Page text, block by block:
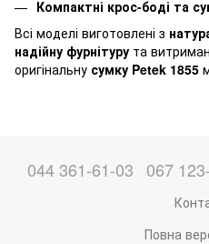
Компактні крос-боді та
Всі моделі виготовлені з
надійну фурнітуру та
оригінальну сумку Petek 1855
044 361-61-03 067
Повна